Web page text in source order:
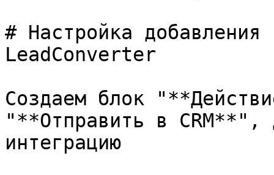
# Настройка
LeadConverter
Создаем блок
"**Отправить в CRM**",
интеграцию